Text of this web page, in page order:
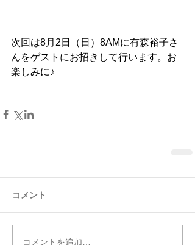
次回は8月2日（日）8AMに有森裕子さ
んをゲストにお招きして行います。お
楽しみに♪
コメント
コメントを追加…